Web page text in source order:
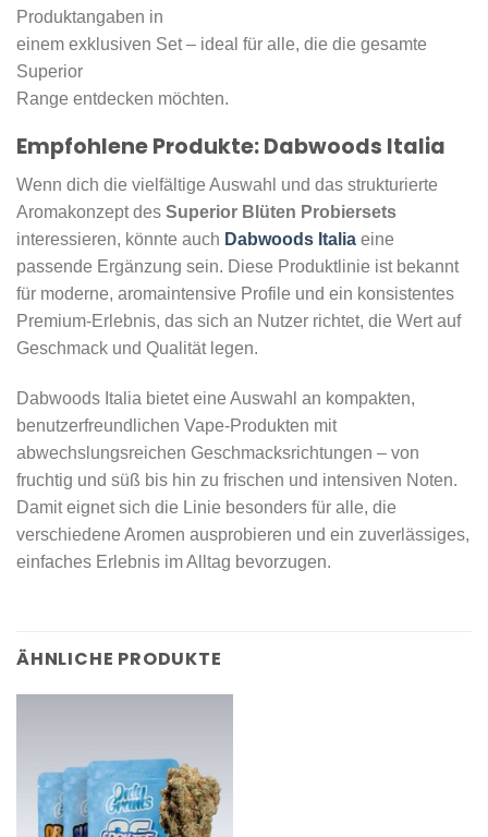
Produktangaben in
einem exklusiven Set – ideal für alle, die die gesamte
Superior
Range entdecken möchten.
Empfohlene Produkte: Dabwoods Italia
Wenn dich die vielfältige Auswahl und das strukturierte
Aromakonzept des Superior Blüten Probiersets
interessieren, könnte auch Dabwoods Italia eine
passende Ergänzung sein. Diese Produktlinie ist bekannt
für moderne, aromaintensive Profile und ein konsistentes
Premium-Erlebnis, das sich an Nutzer richtet, die Wert auf
Geschmack und Qualität legen.
Dabwoods Italia bietet eine Auswahl an kompakten,
benutzerfreundlichen Vape-Produkten mit
abwechslungsreichen Geschmacksrichtungen – von
fruchtig und süß bis hin zu frischen und intensiven Noten.
Damit eignet sich die Linie besonders für alle, die
verschiedene Aromen ausprobieren und ein zuverlässiges,
einfaches Erlebnis im Alltag bevorzugen.
ÄHNLICHE PRODUKTE